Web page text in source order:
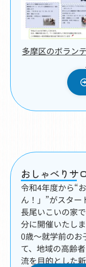
多摩区のボラン
おしゃべりサ
令和4年度から“
ん！」”がスター
長尾いこいの家
分に開催いたしま
0歳〜就学前のお
て、地域の高齢
流を目的とした